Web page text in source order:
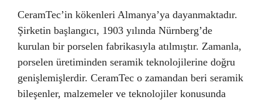
CeramTec’in kökenleri Almanya’ya dayanmaktadır.
Şirketin başlangıcı, 1903 yılında Nürnberg’de
kurulan bir porselen fabrikasıyla atılmıştır. Zamanla,
porselen üretiminden seramik teknolojilerine doğru
genişlemişlerdir. CeramTec o zamandan beri seramik
bileşenler, malzemeler ve teknolojiler konusunda